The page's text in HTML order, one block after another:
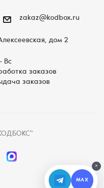
zakaz@kodbox.ru
дом 2
Вc
заказов
заказов
×
MAX